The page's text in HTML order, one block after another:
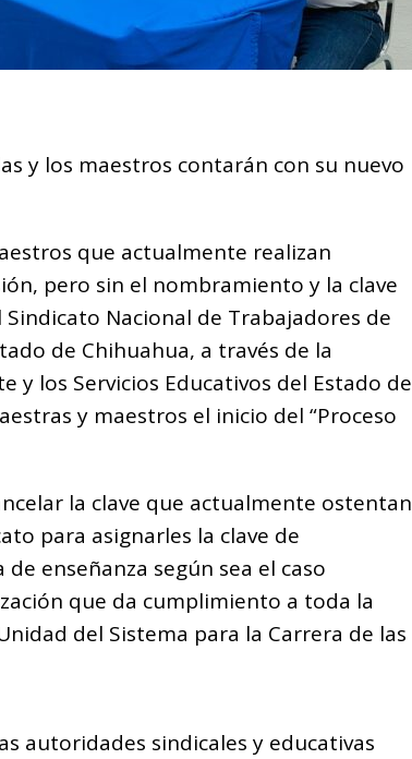
y los maestros contarán con su nuevo
que actualmente realizan
pero sin el nombramiento y la clave
Nacional de Trabajadores de
de Chihuahua, a través de la
y los Servicios Educativos del Estado de
y maestros el inicio del “Proceso
la clave que actualmente ostentan
para asignarles la clave de
enseñanza según sea el caso
que da cumplimiento a toda la
del Sistema para la Carrera de las
autoridades sindicales y educativas